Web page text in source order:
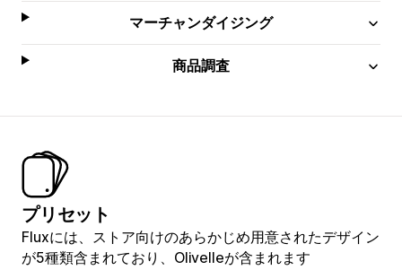
マーチャンダイジング
商品調査
プリセット
Fluxには、ストア向けのあらかじめ用意されたデザイン
が5種類含まれており、Olivelleが含まれます